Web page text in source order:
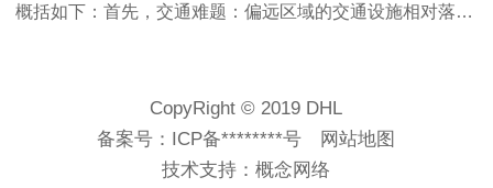
概括如下：首先，交通难题：偏远区域的交通设施相对落…
CopyRight © 2019 DHL
备案号： ICP备********号
网站地图
技术支持：概念网络